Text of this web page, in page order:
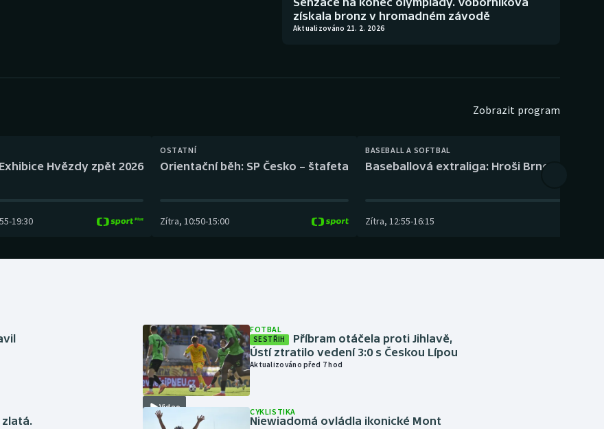
Plážový volejbal
získala bronz v hromadném závodě
Aktualizováno 21. 2. 2026
Zobrazit program
Hvězdy zpět 2026
-19:30
OSTATNÍ
Orientační běh: SP Česko – štafeta
Zítra, 10:50-15:00
BASEBALL A SOFTBAL
Baseballová extraliga: Hroši Brno – Eagles
Zítra, 12:55-16:15
zlatá.
Video
FOTBAL
SESTŘIH
Příbram otáčela proti Jihlavě,
Ústí ztratilo vedení 3:0 s Českou Lípou
Aktualizováno před 7 hod
CYKLISTIKA
Niewiadomá ovládla ikonické Mont